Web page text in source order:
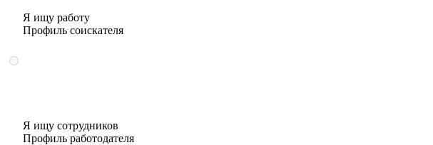
Я ищу работу
Профиль соискателя
Я ищу сотрудников
Профиль работодателя